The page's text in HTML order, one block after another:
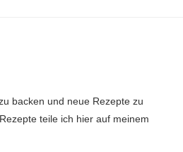
backen und neue Rezepte zu
teile ich hier auf meinem